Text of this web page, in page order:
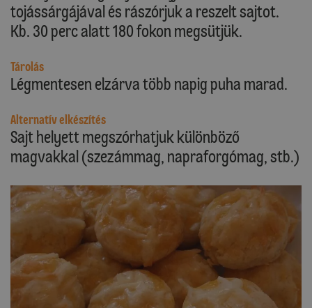
tojássárgájával és rászórjuk a reszelt sajtot.
Kb. 30 perc alatt 180 fokon megsütjük.
Tárolás
Légmentesen elzárva több napig puha marad.
Alternatív elkészítés
Sajt helyett megszórhatjuk különböző
magvakkal (szezámmag, napraforgómag, stb.)